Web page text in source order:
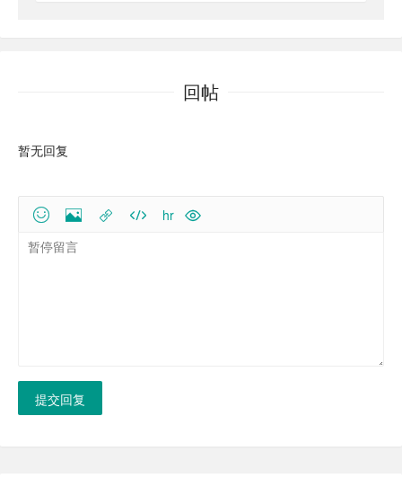
回帖
暂无回复
hr
提交回复